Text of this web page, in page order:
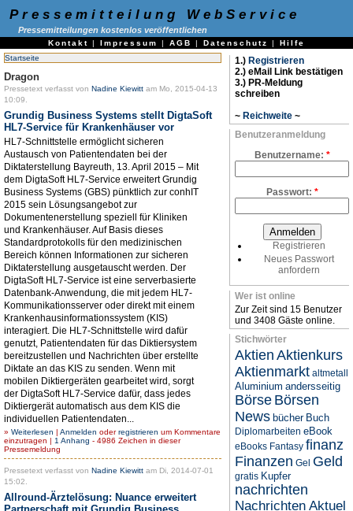
Pressemitteilung WebService
Pressemitteilungen kostenlos veröffentlichen
Kontakt | Impressum | AGB | Datenschutz | Hilfe
Startseite
Dragon
Pressetext verfasst von Nadine Kiewitt am Mo, 2015-04-13
10:09.
Grundig Business Systems stellt DigtaSoft
HL7-Service für Krankenhäuser vor
HL7-Schnittstelle ermöglicht sicheren
Austausch von Patientendaten bei der
Diktaterstellung Bayreuth, 13. April 2015 – Mit
dem DigtaSoft HL7-Service erweitert Grundig
Business Systems (GBS) pünktlich zur conhIT
2015 sein Lösungsangebot zur
Dokumentenerstellung speziell für Kliniken
und Krankenhäuser. Auf Basis dieses
Standardprotokolls für den medizinischen
Bereich können Informationen zur sicheren
Diktaterstellung ausgetauscht werden. Der
DigtaSoft HL7-Service ist eine serverbasierte
Datenbank-Anwendung, die mit jedem HL7-
Kommunikationsserver oder direkt mit einem
Krankenhausinformationssystem (KIS)
interagiert. Die HL7-Schnittstelle wird dafür
genutzt, Patientendaten für das Diktiersystem
bereitzustellen und Nachrichten über erstellte
Diktate an das KIS zu senden. Wenn mit
mobilen Diktiergeräten gearbeitet wird, sorgt
der DigtaSoft HL7-Service dafür, dass jedes
Diktiergerät automatisch aus dem KIS die
individuellen Patientendaten...
» Weiterlesen | Anmelden oderregistrieren um Kommentare
einzutragen | 1 Anhang - 4986 Zeichen in dieser
Pressemeldung
Pressetext verfasst von Nadine Kiewitt am Di, 2014-07-01
15:02.
Allround-Ärztelösung: Nuance erweitert
1.) Registrieren
2.) eMail Link bestätigen
3.) PR-Meldung
schreiben
~ Reichweite ~
Benutzeranmeldung
Benutzername: *
Passwort: *
Registrieren
Neues Passwort
anfordern
Wer ist online
Zur Zeit sind 15 Benutzer
und 3408 Gäste online.
Stichwörter
Aktien Aktienkurs
Aktienmarkt altmetall
Aluminium andersseitig
Börse Börsen
News bücher Buch
Diplomarbeiten eBook
eBooks Fantasy finanz
Finanzen Gel Geld
gratis Kupfer
nachrichten
Nachrichten Aktuel